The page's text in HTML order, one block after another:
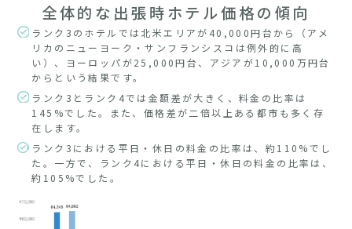
全体的な出張時ホテル価格の傾向
ランク3のホテルでは北米エリアが40,000円台から（アメ
リカのニューヨーク・サンフランシスコは例外的に高
い）、ヨーロッパが25,000円台、アジアが10,000万円台
からという結果です。
ランク3とランク4では金額差が大きく、料金の比率は
145%でした。また、価格差が二倍以上ある都市も多く存
在します。
ランク3における平日・休日の料金の比率は、約110%でし
た。一方で、ランク4における平日・休日の料金の比率は、
約105%でした。